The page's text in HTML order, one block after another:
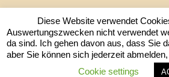
Diese Website verwendet
Auswertungszwecken nicht verwendet
da sind. Ich gehen davon aus, dass Sie
aber Sie können sich jederzeit
Cookie settings